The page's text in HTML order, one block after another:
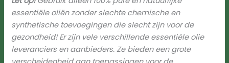
essentiële oliën zonder slechte chemische en
synthetische toevoegingen die slecht zijn voor de
gezondheid! Er zijn vele verschillende essentiële olie
leveranciers en aanbieders. Ze bieden een grote